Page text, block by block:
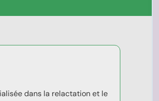
dans la relactation et le